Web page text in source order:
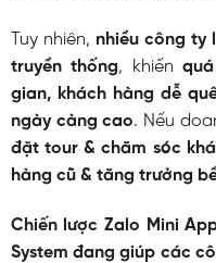
Tuy nhiên, nhiều công ty
truyền thống, khiến
gian, khách hàng dễ
ngày càng cao. Nếu
đặt tour & chăm sóc
hàng cũ & tăng trưởng
Chiến lược Zalo Mini
System đang giúp các